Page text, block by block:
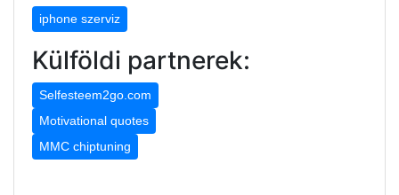
iphone szerviz
Külföldi partnerek:
Selfesteem2go.com
Motivational quotes
MMC chiptuning